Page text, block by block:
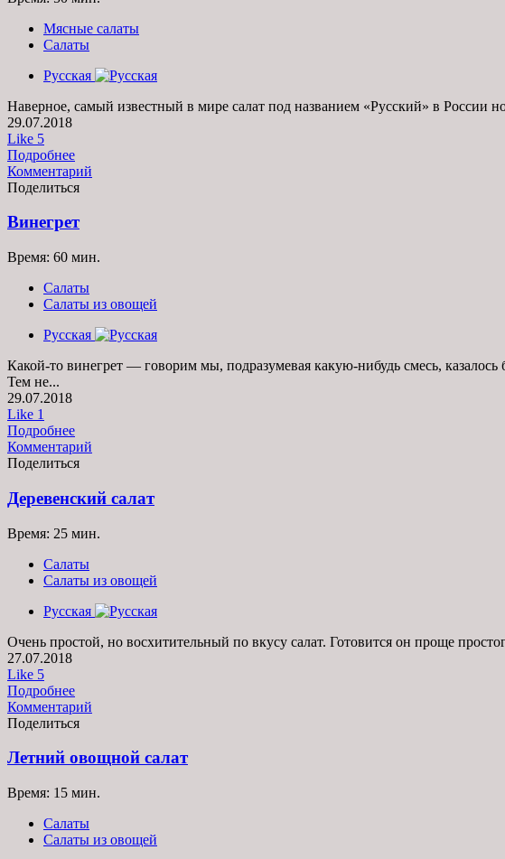
Мясные салаты
Салаты
Русская
Наверное, самый известный в мире салат под названием «Русский» в России
29.07.2018
Like 5
Подробнее
Комментарий
Поделиться
Винегрет
Время: 60 мин.
Салаты
Салаты из овощей
Русская
Какой-то винегрет — говорим мы, подразумевая какую-нибудь смесь,
Тем не...
29.07.2018
Like 1
Подробнее
Комментарий
Поделиться
Деревенский салат
Время: 25 мин.
Салаты
Салаты из овощей
Русская
Очень простой, но восхитительный по вкусу салат. Готовится он проще
27.07.2018
Like 5
Подробнее
Комментарий
Поделиться
Летний овощной салат
Время: 15 мин.
Салаты
Салаты из овощей